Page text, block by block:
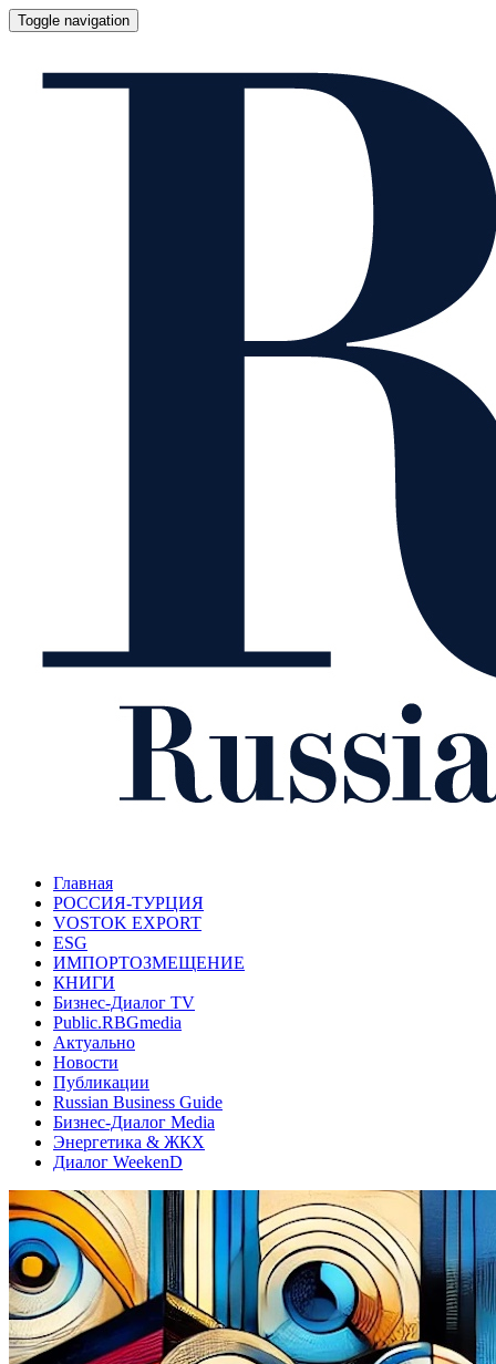
Toggle navigation
Главная
РОССИЯ-ТУРЦИЯ
VOSTOK EXPORT
ESG
ИМПОРТОЗМЕЩЕНИЕ
КНИГИ
Бизнес-Диалог TV
Public.RBGmedia
Актуально
Новости
Публикации
Russian Business Guide
Бизнес-Диалог Media
Энергетика & ЖКХ
Диалог WeekenD